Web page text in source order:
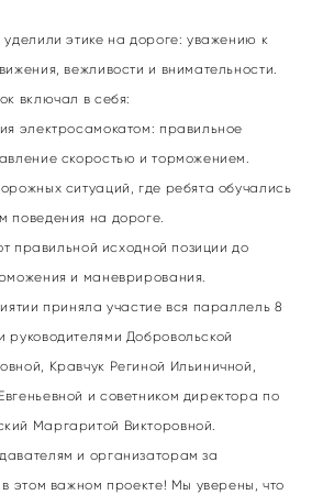
этике на дороге: уважению к
вежливости и внимательности.
включал в себя:
электросамокатом: правильное
скоростью и торможением.
ситуаций, где ребята обучались
поведения на дороге.
правильной исходной позиции до
и маневрирования.
приняла участие вся параллель 8
Добровольской
Кравчук Региной Ильиничной,
и советником директора по
Маргаритой Викторовной.
и организаторам за
в этом важном проекте! Мы уверены, что